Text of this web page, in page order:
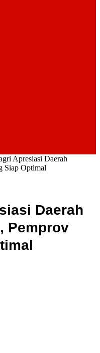
Apresiasi Daerah
Siap Optimal
Daerah
Pemprov